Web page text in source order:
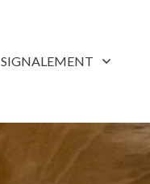
SIGNALEMENT